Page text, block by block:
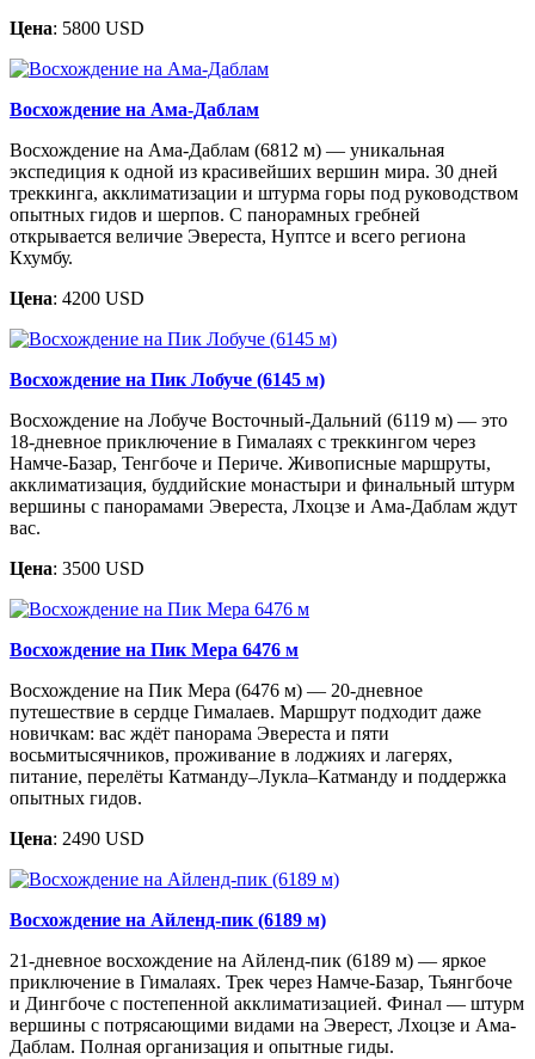
Цена: 5800 USD
Восхождение на Ама-Даблам
Восхождение на Ама-Даблам (6812 м) — уникальная
экспедиция к одной из красивейших вершин мира. 30 дней
треккинга, акклиматизации и штурма горы под руководством
опытных гидов и шерпов. С панорамных гребней
открывается величие Эвереста, Нуптсе и всего региона
Кхумбу.
Цена: 4200 USD
Восхождение на Пик Лобуче (6145 м)
Восхождение на Лобуче Восточный-Дальний (6119 м) — это
18-дневное приключение в Гималаях с треккингом через
Намче-Базар, Тенгбоче и Периче. Живописные маршруты,
акклиматизация, буддийские монастыри и финальный штурм
вершины с панорамами Эвереста, Лхоцзе и Ама-Даблам ждут
вас.
Цена: 3500 USD
Восхождение на Пик Мера 6476 м
Восхождение на Пик Мера (6476 м) — 20-дневное
путешествие в сердце Гималаев. Маршрут подходит даже
новичкам: вас ждёт панорама Эвереста и пяти
восьмитысячников, проживание в лоджиях и лагерях,
питание, перелёты Катманду–Лукла–Катманду и поддержка
опытных гидов.
Цена: 2490 USD
Восхождение на Айленд-пик (6189 м)
21-дневное восхождение на Айленд-пик (6189 м) — яркое
приключение в Гималаях. Трек через Намче-Базар, Тьянгбоче
и Дингбоче с постепенной акклиматизацией. Финал — штурм
вершины с потрясающими видами на Эверест, Лхоцзе и Ама-
Даблам. Полная организация и опытные гиды.